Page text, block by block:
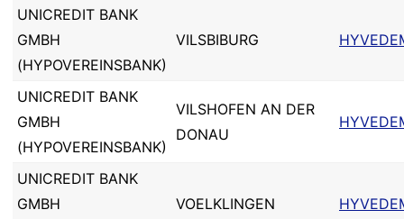
UNICREDIT BANK
GMBH
(HYPOVEREINSBANK)
VILSBIBURG
UNICREDIT BANK
GMBH
(HYPOVEREINSBANK)
VILSHOFEN AN DER
DONAU
UNICREDIT BANK
GMBH
VOELKLINGEN